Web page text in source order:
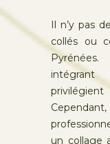
Il n’y pas
collés ou
un collage